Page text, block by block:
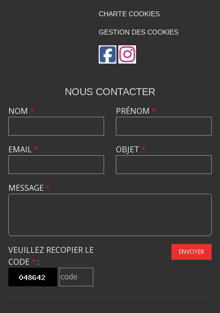
CHARTE COOKIES
GESTION DES COOKIES
NOUS CONTACTER
NOM *
EMAIL*
PRÉNOM *
OBJET *
MESSAGE *
VEUILLEZ RECOPIER LE
CODE * :
ENVOYER